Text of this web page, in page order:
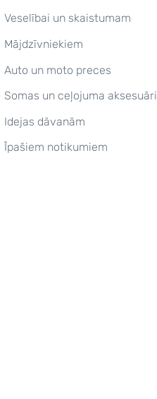
Veselībai un skaistumam
Mājdzīvniekiem
Auto un moto preces
Somas un ceļojuma aksesuāri
Idejas dāvanām
Īpašiem notikumiem